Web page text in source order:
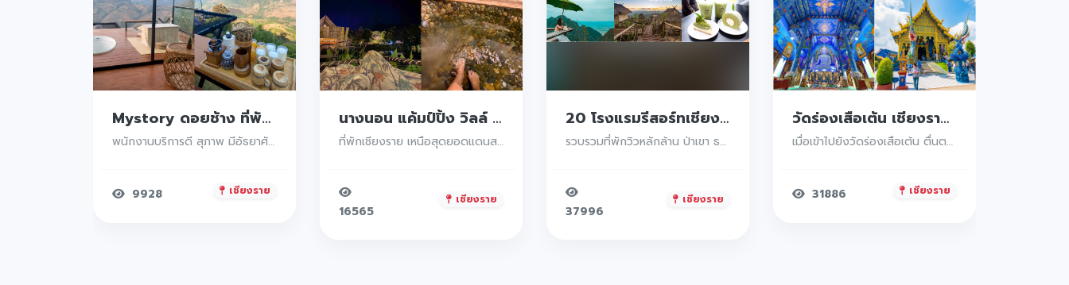
Mystory ดอยช้าง ที่พักเชียงราย ที่พักวิวหลักล้านบนดอยในจังหวัดเชียงราย บรรยากาศดีมว๊ากก วิวถ่ายรูปเยอะ ห้องพักสวยมีอ่างอาบน้ำในห้องตรงระเบียงคือดีย์
พนักงานบริการดี สุภาพ มีอัธยาศัยดีทุกคนยิ้มแย้มแจ่มใสเหมาะแก่าการพักผ่อนมากแวะนอนเช็คอินที่นี่ได้น้าา
9928 เชียงราย
นางนอน แค้มป์ปิ้ง วิลล์ ที่พักเชียงราย ใครกำลังหาที่พักแนวแคมป์ปิ้งเชียงราย นอนท่ามกลางธรรมชาติสัมผัสอากาศหนาวๆ โอบล้อมไปด้วยภูเขา แนะนำที่นี่เลย
ที่พักเชียงราย เหนือสุดยอดแดนสยามของประเทศไทย ขับรถเข้าเขตมาจะพบเห็นภูเขาที่มีรูปร่างคล้ายผู้หญิงนอนหงายอยู่
16565
เชียงราย
20 โรงแรมรีสอร์ทเชียงราย อัพเดทแล้ว 2026 ท่ามกลางธรรมชาติสีเขียว ป่า ภูเขา วิวสวยมุมถ่ายรูปเพียบ เมืองน่ารักที่น่าไปพักใจเอนกายในช่วงนี้ เติมเต็มช่วงเวลาวันหยุดบอกเลยว่าเด็ดต้องห้ามพลาด
รวบรวมที่พักวิวหลักล้าน ป่าเขา ธรรมชาติ บรรยากาศดีย์ต่อใจ ร้านอาหาร ใน โรงแรม ที่พัก รีสอร์ท มาใว้ให้ครบเต็มสิบไม่หัก
37996
เชียงราย
วัดร่องเสือเต้น เชียงราย วัดสวยๆแห่งงานศิลปะ สวยตั้งแต่ทางเข้า Unseen Thailand มากๆ
เมื่อเข้าไปยังวัดร่องเสือเต้น ตื่นตาตื่นใจไปความสวยงามของวัดหน้าวัดจะมีซุ้มประตูวัดที่สร้างเป็นพญานาคท้าวมุจลินทร์ และปู่ศรีสุทโธ
31886 เชียงราย